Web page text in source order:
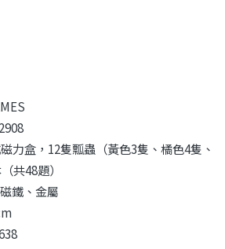
力盒，12隻瓢蟲（黃色3隻、橘色4隻、
共48題）
鐵、金屬